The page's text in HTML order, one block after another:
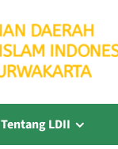
Tentang LDII